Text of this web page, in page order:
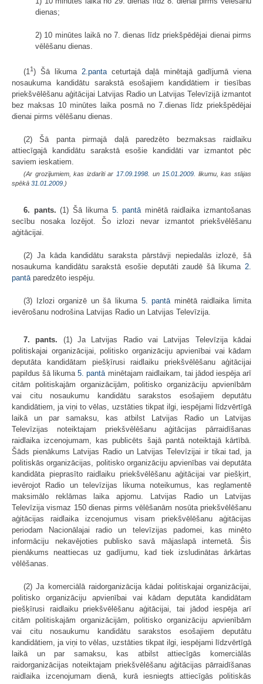
dienas;
2) 10 minūtes laikā no 7. dienas līdz priekšpēdējai dienai pirms
vēlēšanu dienas.
(11) Šā likuma 2.pantaceturtajā daļā minētajā gadījumā viena
nosaukuma kandidātu sarakstā esošajiem kandidātiem ir tiesības
priekšvēlēšanu aģitācijai Latvijas Radio un Latvijas Televīzijā izmantot
bez maksas 10 minūtes laika posmā no 7.dienas līdz priekšpēdējai
dienai pirms vēlēšanu dienas.
(2) Šā panta pirmajā daļā paredzēto bezmaksas raidlaiku
attiecīgajā kandidātu sarakstā esošie kandidāti var izmantot pēc
saviem ieskatiem.
(Ar grozījumiem, kas izdarīti ar 17.09.1998. un 15.01.2009 . likumu, kas stājas
spēkā 31.01.2009. )
6. pants. (1) Šā likuma 5. pantāminētā raidlaika izmantošanas
secību nosaka lozējot. Šo izlozi nevar izmantot priekšvēlēšanu
aģitācijai.
(2) Ja kāda kandidātu saraksta pārstāvji nepiedalās izlozē, šā
nosaukuma kandidātu sarakstā esošie deputāti zaudē šā likuma 2.
pantāparedzēto iespēju.
(3) Izlozi organizē un šā likuma 5. pantāminētā raidlaika limita
ievērošanu nodrošina Latvijas Radio un Latvijas Televīzija.
7. pants. (1) Ja Latvijas Radio vai Latvijas Televīzija kādai
politiskajai organizācijai, politisko organizāciju apvienībai vai kādam
deputāta kandidātam piešķīrusi raidlaiku priekšvēlēšanu aģitācijai
papildus šā likuma5. pantāminētajam raidlaikam, tai jādod iespēja arī
citām politiskajām organizācijām, politisko organizāciju apvienībām
vai citu nosaukumu kandidātu sarakstos esošajiem deputātu
kandidātiem, ja viņi to vēlas, uzstāties tikpat ilgi, iespējami līdzvērtīgā
laikā un par samaksu, kas atbilst Latvijas Radio un Latvijas
Televīzijas noteiktajam priekšvēlēšanu aģitācijas pārraidīšanas
raidlaika izcenojumam, kas publicēts šajā pantā noteiktajā kārtībā.
Šāds pienākums Latvijas Radio un Latvijas Televīzijai ir tikai tad, ja
politiskās organizācijas, politisko organizāciju apvienības vai deputāta
kandidāta pieprasīto raidlaiku priekšvēlēšanu aģitācijai var piešķirt,
ievērojot Radio un televīzijas likuma noteikumus, kas reglamentē
maksimālo reklāmas laika apjomu. Latvijas Radio un Latvijas
Televīzija vismaz 150 dienas pirms vēlēšanām nosūta priekšvēlēšanu
aģitācijas raidlaika izcenojumus visam priekšvēlēšanu aģitācijas
periodam Nacionālajai radio un televīzijas padomei, kas minēto
informāciju nekavējoties publisko savā mājaslapā internetā. Šis
pienākums neattiecas uz gadījumu, kad tiek izsludinātas ārkārtas
vēlēšanas.
(2) Ja komerciālā raidorganizācija kādai politiskajai organizācijai,
politisko organizāciju apvienībai vai kādam deputāta kandidātam
piešķīrusi raidlaiku priekšvēlēšanu aģitācijai, tai jādod iespēja arī
citām politiskajām organizācijām, politisko organizāciju apvienībām
vai citu nosaukumu kandidātu sarakstos esošajiem deputātu
kandidātiem, ja viņi to vēlas, uzstāties tikpat ilgi, iespējami līdzvērtīgā
laikā un par samaksu, kas atbilst attiecīgās komerciālās
raidorganizācijas noteiktajam priekšvēlēšanu aģitācijas pārraidīšanas
raidlaika izcenojumam dienā, kurā iesniegts attiecīgās politiskās